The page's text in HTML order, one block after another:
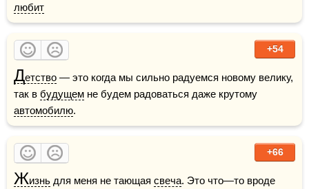
любит
+54
Детство — это когда мы сильно радуемся новому велику,
так в будущем
автомобилю.
+66
Жизнь для меня не тающая свеча. Это что—то вроде